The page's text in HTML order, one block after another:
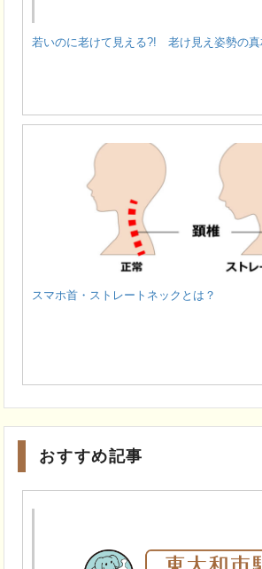
若いのに老けて見える?! 老け見え姿勢の真
スマホ首・ストレートネックとは？
おすすめ記事